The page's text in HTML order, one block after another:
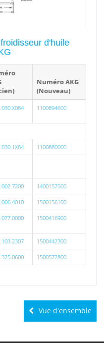
d'huile
Numéro AKG
(Nouveau)
1100894600
1100880000
1400157500
1500156100
1500416900
1500442300
1500572800
Vue d'ensemble